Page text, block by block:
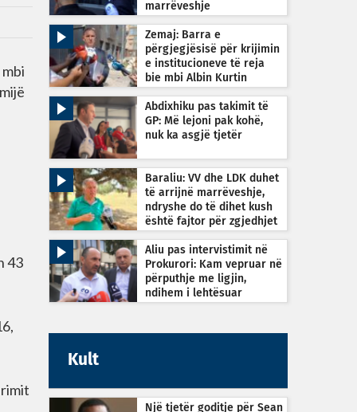
43
marrëveshje
Zemaj: Barra e
përgjegjësisë për krijimin
e institucioneve të reja
bie mbi Albin Kurtin
Abdixhiku pas takimit të
GP: Më lejoni pak kohë,
nuk ka asgjë tjetër
Baraliu: VV dhe LDK duhet
të arrijnë marrëveshje,
ndryshe do të dihet kush
është fajtor për zgjedhjet
Aliu pas intervistimit në
Prokurori: Kam vepruar në
përputhje me ligjin,
ndihem i lehtësuar
Kult
Një tjetër goditje për Sean